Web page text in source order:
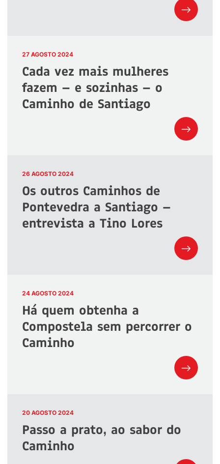
27 AGOSTO 2024
Cada vez mais mulheres
fazem – e sozinhas – o
Caminho de Santiago
26 AGOSTO 2024
Os outros Caminhos de
Pontevedra a Santiago –
entrevista a Tino Lores
24 AGOSTO 2024
Há quem obtenha a
Compostela sem percorrer o
Caminho
20 AGOSTO 2024
Passo a prato, ao sabor do
Caminho